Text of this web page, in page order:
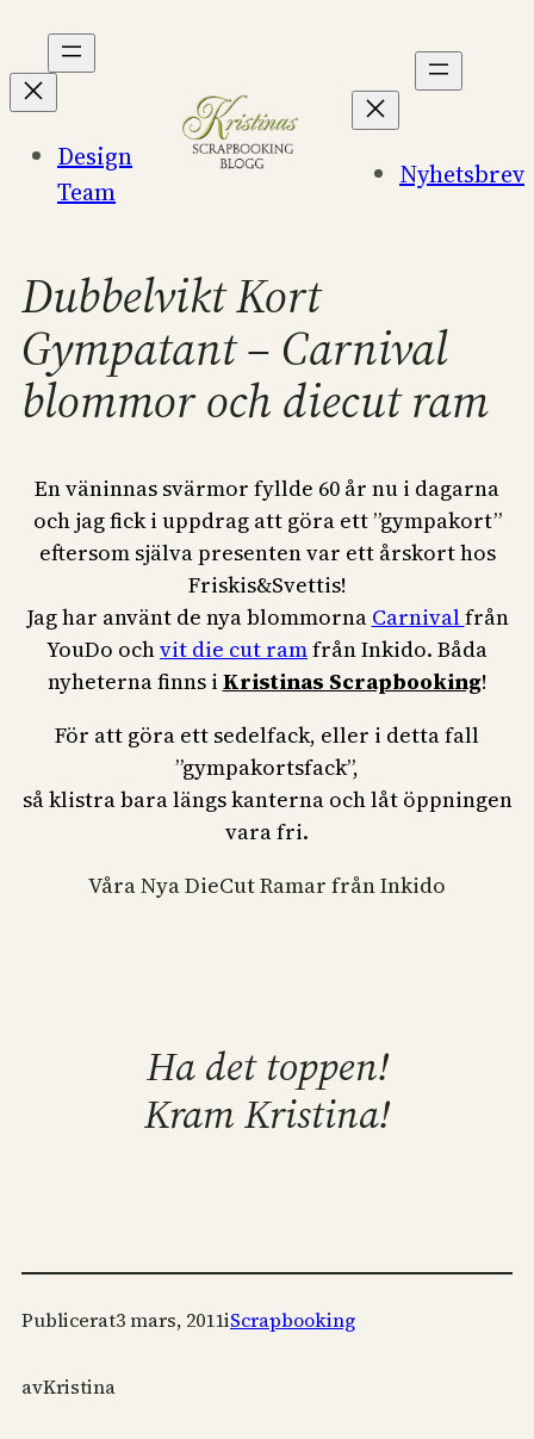
innehåll
Design
Team
Nyhetsbrev
Dubbelvikt Kort
Gympatant – Carnival
blommor och diecut ram
En väninnas svärmor fyllde 60 år nu i dagarna
och jag fick i uppdrag att göra ett ”gympakort”
eftersom själva presenten var ett årskort hos
Friskis&Svettis!
Jag har använt de nya blommorna Carnivalfrån
YouDo ochvit die cut ramfrån Inkido. Båda
nyheterna finns i Kristinas Scrapbooking!
För att göra ett sedelfack, eller i detta fall
”gympakortsfack”,
så klistra bara längs kanterna och låt öppningen
vara fri.
Våra Nya DieCut Ramar från Inkido
Ha det toppen!
Kram Kristina!
Publicerat3 mars, 2011iScrapbooking
avKristina